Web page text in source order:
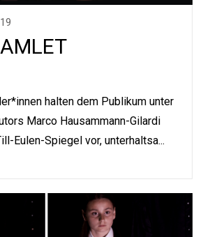
halten dem Publikum unter
Marco Hausammann-Gilardi
Eulen-Spiegel vor, unterhaltsa...